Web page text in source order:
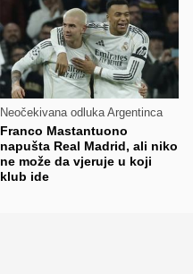
Neočekivana odluka Argentinca
Franco Mastantuono
napušta Real Madrid, ali niko
ne može da vjeruje u koji
klub ide